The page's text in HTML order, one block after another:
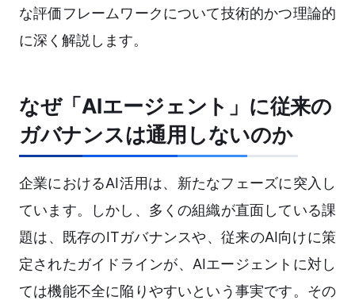
な評価フレームワークについて技術的かつ理論的
に深く解説します。
なぜ「AIエージェント」に従来の
ガバナンスは通用しないのか
企業におけるAI活用は、新たなフェーズに突入し
ています。しかし、多くの組織が直面している課
題は、既存のITガバナンスや、従来のAI向けに策
定されたガイドラインが、AIエージェントに対し
ては機能不全に陥りやすいという事実です。その